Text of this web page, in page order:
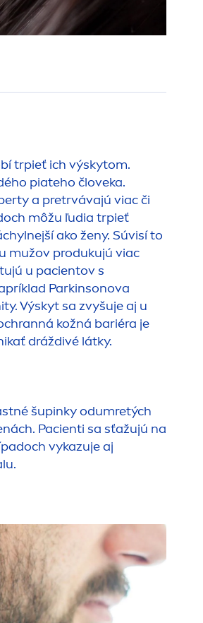
trpieť ich výskytom.
piateho človeka.
a pretrvávajú viac či
môžu ľudia trpieť
ako ženy. Súvisí to
mužov produkujú viac
u pacientov s
Parkinsonova
Výskyt sa zvyšuje aj u
kožná bariéra je
dráždivé látky.
šupinky odumretých
ách. Pacienti sa sťažujú na
vykazuje aj